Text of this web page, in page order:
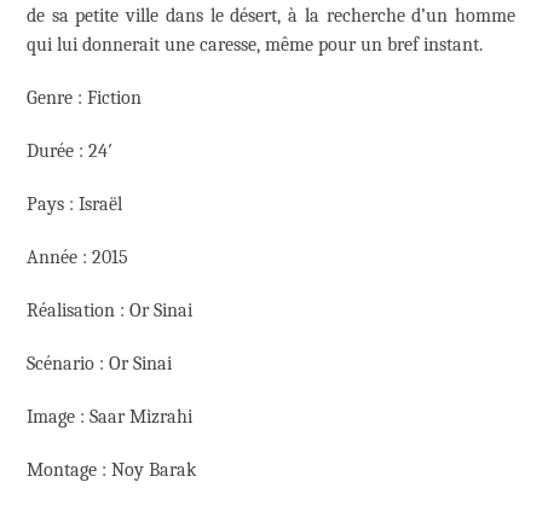
de sa petite ville dans le désert, à la recherche d’un homme
qui lui donnerait une caresse, même pour un bref instant.
Genre : Fiction
Durée : 24′
Pays : Israël
Année : 2015
Réalisation : Or Sinai
Scénario : Or Sinai
Image : Saar Mizrahi
Montage : Noy Barak